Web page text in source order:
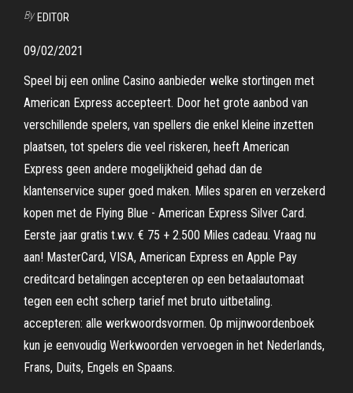
By EDITOR
09/02/2021
Speel bij een online Casino aanbieder welke stortingen met
American Express accepteert. Door het grote aanbod van
verschillende spelers, van spellers die enkel kleine inzetten
plaatsen, tot spelers die veel riskeren, heeft American
Express geen andere mogelijkheid gehad dan de
klantenservice super goed maken. Miles sparen en verzekerd
kopen met de Flying Blue - American Express Silver Card.
Eerste jaar gratis t.w.v. € 75 + 2.500 Miles cadeau. Vraag nu
aan! MasterCard, VISA, American Express en Apple Pay
creditcard betalingen accepteren op een betaalautomaat
tegen een echt scherp tarief met bruto uitbetaling.
accepteren: alle werkwoordsvormen. Op mijnwoordenboek
kun je eenvoudig Werkwoorden vervoegen in het Nederlands,
Frans, Duits, Engels en Spaans.